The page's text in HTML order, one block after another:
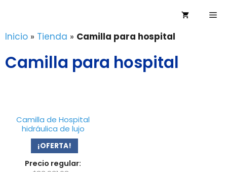
contenido
Inicio » Tienda » Camilla para hospital
Camilla para hospital
Camilla de Hospital
hidráulica de lujo
¡OFERTA!
Precio regular: